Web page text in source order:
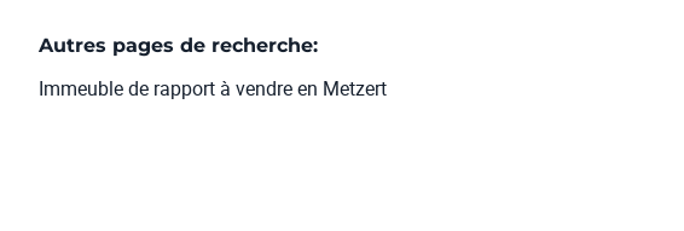
Autres pages de recherche:
Immeuble de rapport à vendre en Metzert